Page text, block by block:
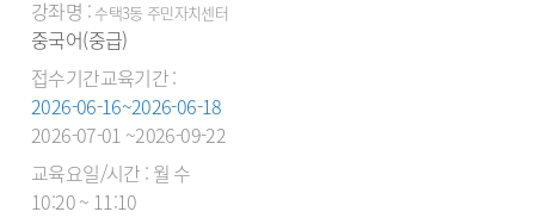
수택3동 주민자치센터
중국어(중급)
2026-06-16~2026-06-18
2026-07-01 ~2026-09-22
월 수
10:20 ~ 11:10